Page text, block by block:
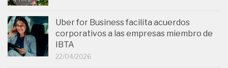
Uber for Business facilita acuerdos
corporativos a las empresas miembro de
IBTA
22/04/2026